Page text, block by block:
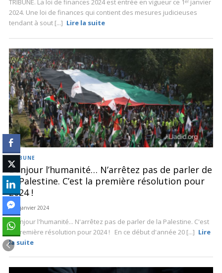
TRIBUNE. La loi de finances 2024 est entrée en vigueur ce 1ᵉʳ janvier
2024. Une loi de finances qui contient des mesures judicieuses
tendant à sout [...] Lire la suite
TRIBUNE
Bonjour l’humanité… N’arrêtez pas de parler de
la Palestine. C’est la première résolution pour
2024 !
5 janvier 2024
Bonjour l'humanité... N'arrêtez pas de parler de la Palestine. C'est
la première résolution pour 2024 ! En ce début d'année 20 [...] Lire
la suite